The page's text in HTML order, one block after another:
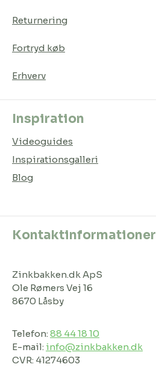
Returnering
Fortryd køb
Erhverv
Inspiration
Videoguides
Inspirationsgalleri
Blog
Kontaktinformationer
Zinkbakken.dk ApS
Ole Rømers Vej 16
8670 Låsby
Telefon: 88 44 18 10
E-mail: info@zinkbakken.dk
CVR: 41274603